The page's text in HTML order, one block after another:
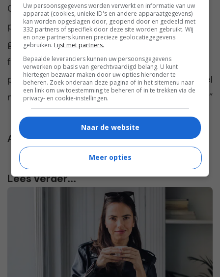
Carmen probeert het leven weer op te
pakken. “Ik ga door. Zonder Amy. Zonder
geheimen. En met het vertrouwen dat ik
fouten mag maken, zolang ik ervan leer. De
pijn zit er nog, maar ik weet ook: ik ben zoveel
meer dan dat ene moment tien jaar geleden.”
Afbeelding:Freepik
Lees verder...
Uw persoonsgegevens worden verwerkt en informatie van uw
apparaat (cookies, unieke ID's en andere apparaatgegevens)
kan worden opgeslagen door, geopend door en gedeeld met
332 partners of specifiek door deze site worden gebruikt. Wij
en onze partners kunnen precieze geolocatiegegevens
gebruiken. Lijst met partners.
Bepaalde leveranciers kunnen uw persoonsgegevens
verwerken op basis van gerechtvaardigd belang. U kunt
hiertegen bezwaar maken door uw opties hieronder te
beheren. Zoek onderaan deze pagina of in het sitemenu naar
een link om uw toestemming te beheren of in te trekken via de
privacy- en cookie-instellingen.
Naar de website
Meer opties